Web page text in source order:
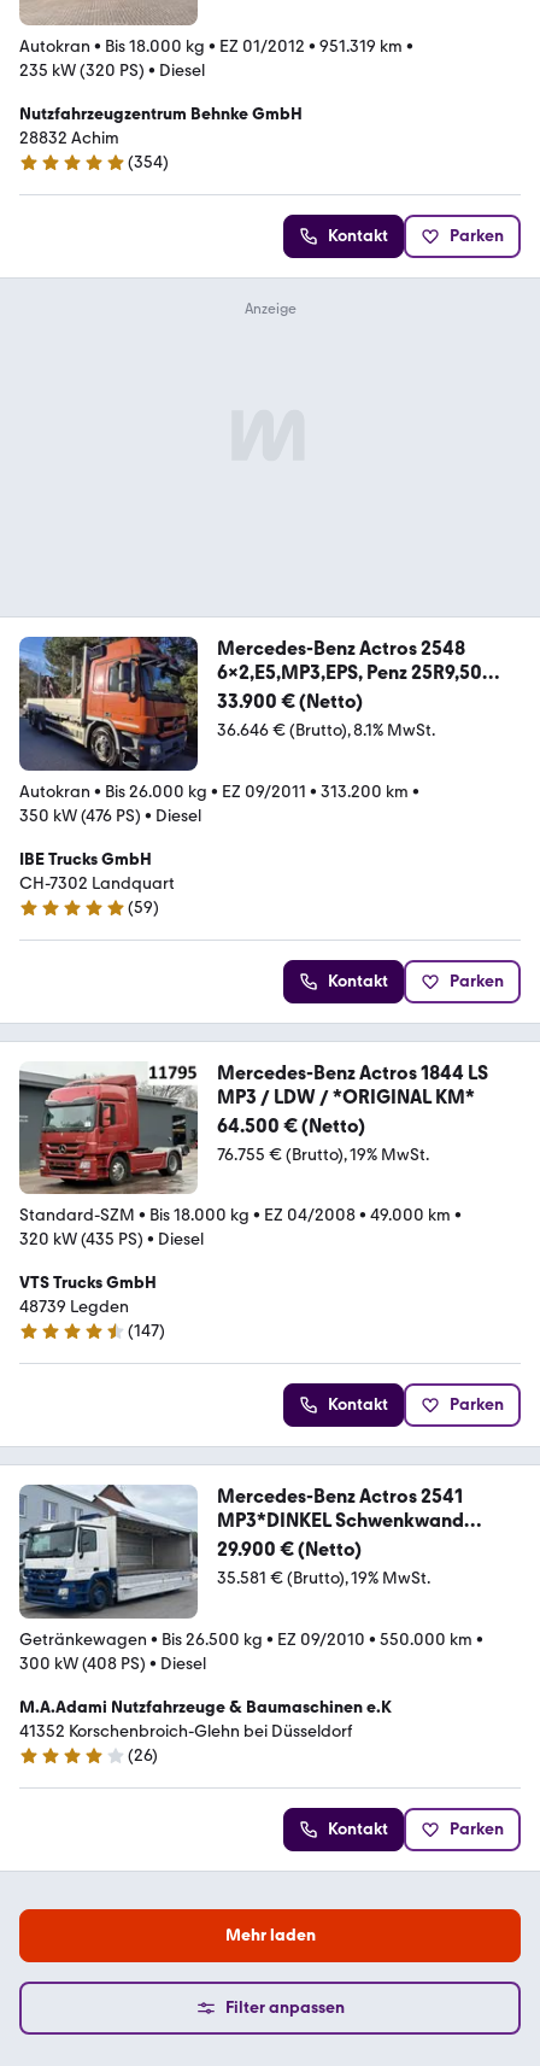
Autokran • Bis 18.000 kg • EZ 01/2012 • 951.319 km •
235 kW (320 PS) • Diesel
Nutzfahrzeugzentrum Behnke GmbH
28832 Achim
4.9 Sterne
(354)
Kontakt Parken
Mercedes-Benz Actros 2548
6x2,E5,MP3,EPS, Penz 25R9,50
Greifer
33.900 € (Netto)
36.646 € (Brutto) 8.1% MwSt.
Autokran • Bis 26.000 kg • EZ 09/2011 • 313.200 km •
350 kW (476 PS) • Diesel
IBE Trucks GmbH
CH-7302 Landquart
4.9 Sterne
(59)
Kontakt Parken
Mercedes-Benz Actros 1844 LS
MP3 / LDW / *ORIGINAL KM*
64.500 € (Netto)
76.755 € (Brutto) 19% MwSt.
Standard-SZM • Bis 18.000 kg • EZ 04/2008• 49.000 km •
320 kW (435 PS) • Diesel
VTS Trucks GmbH
48739 Legden
4.6 Sterne
(147)
Kontakt Parken
Mercedes-Benz Actros 2541
MP3*DINKEL Schwenkwand
Getränke*2544
29.900 € (Netto)
35.581 € (Brutto) 19% MwSt.
Getränkewagen • Bis 26.500 kg • EZ 09/2010 • 550.000 km •
300 kW (408 PS) • Diesel
M.A.Adami Nutzfahrzeuge & Baumaschinen e.K
41352 Korschenbroich-Glehn bei Düsseldorf
3.9 Sterne
(26)
Kontakt Parken
Mehr laden
Filter anpassen